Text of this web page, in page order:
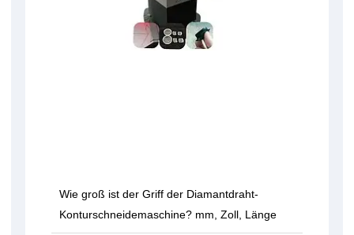
Wie groß ist der Griff der Diamantdraht-
Konturschneidemaschine? mm, Zoll, Länge